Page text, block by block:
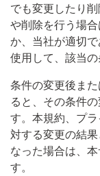
でも変更したり
や削除を行う場
か、当社が適切
使用して、該当の
条件の変更後ま
ると、その条件
す。本規約、プ
対する変更の結
なった場合は、
す。